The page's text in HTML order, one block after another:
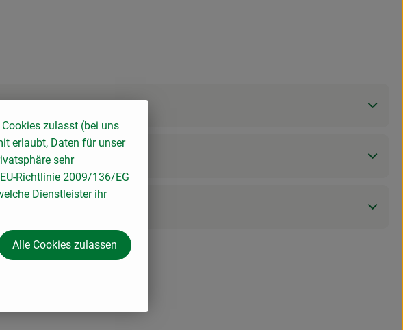
zulasst (bei uns
erlaubt, Daten für unser
sehr
Richtlinie 2009/136/EG
Dienstleister ihr
Alle Cookies zulassen